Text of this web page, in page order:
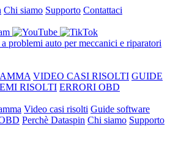
Chi siamo Supporto Contattaci
VIDEO CASI RISOLTI GUIDE
RISOLTI ERRORI OBD
Video casi risolti Guide software
Perchè Dataspin Chi siamo Supporto